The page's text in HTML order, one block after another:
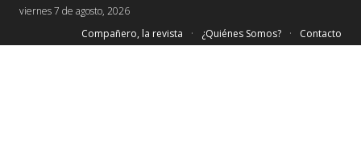
viernes 7 de agosto, 2026
Compañero, la revista
¿Quiénes Somos? Contacto